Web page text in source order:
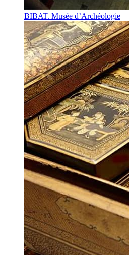
BIBAT. Musée d’Archéologie